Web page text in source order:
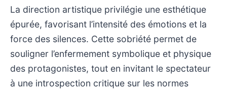
La direction artistique privilégie une esthétique
épurée, favorisant l’intensité des émotions et la
force des silences. Cette sobriété permet de
souligner l’enfermement symbolique et physique
des protagonistes, tout en invitant le spectateur
à une introspection critique sur les normes